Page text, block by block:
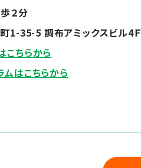
２分
1-35-5 調布アミックスビル4Ｆ
こちらから
はこちらから